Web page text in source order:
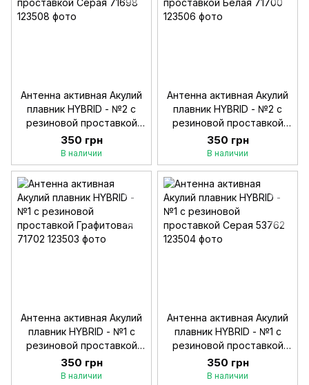
Антенна активная Акулий
плавник HYBRID - №2 с
резиновой проставкой
Серая 71698
350 грн
В наличии
Антенна активная Акулий
плавник HYBRID - №2 с
резиновой проставкой
Белая 71700
350 грн
В наличии
Антенна активная Акулий
плавник HYBRID - №1 с
резиновой проставкой
Графитовая 71702
350 грн
В наличии
Антенна активная Акулий
плавник HYBRID - №1 с
резиновой проставкой
Серая 53762
350 грн
В наличии